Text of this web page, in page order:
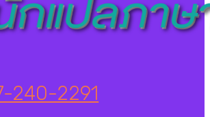
240-2291